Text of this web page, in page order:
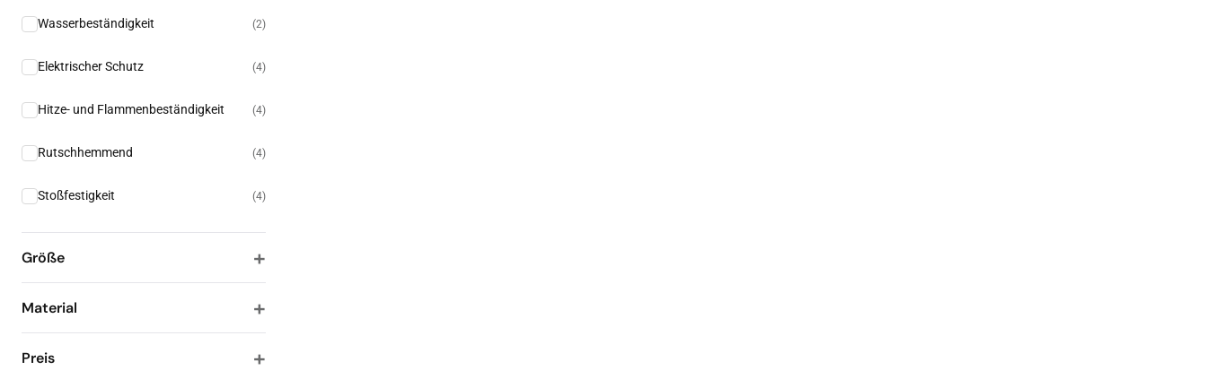
Wasserbeständigkeit (2)
Elektrischer Schutz (4)
Hitze- und Flammenbeständigkeit (4)
Rutschhemmend (4)
Stoßfestigkeit (4)
Größe
36
Material
Polyurethan (Pu)
Preis